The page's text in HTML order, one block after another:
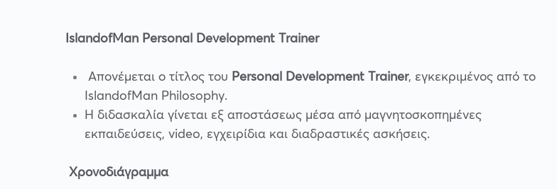
IslandofMan Personal Development Trainer
Απονέμεται ο τίτλος του Personal Development Trainer, εγκεκριμένος από το
IslandofMan Philosophy.
Η διδασκαλία γίνεται εξ αποστάσεως μέσα από μαγνητοσκοπημένες
εκπαιδεύσεις, video, εγχειρίδια και διαδραστικές ασκήσεις.
Χρονοδιάγραμμα